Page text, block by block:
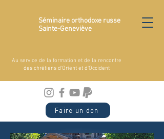
Séminaire orthodoxe russe
Sainte-Geneviève
Au service de la formation et de la rencontre
des chrétiens d'Orient et d'Occident
Faire un don